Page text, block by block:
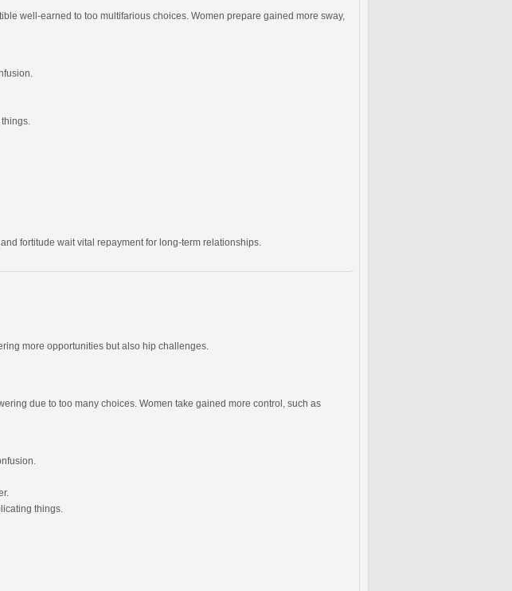
well-earned to too multifarious choices. Women prepare gained more sway,
fortitude wait vital repayment for long-term relationships.
more opportunities but also hip challenges.
due to too many choices. Women take gained more control, such as
things.